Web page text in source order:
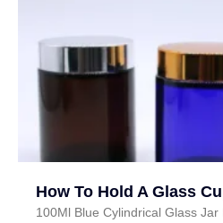
How To Hold A Glass
100Ml Blue Cylindrical Glass